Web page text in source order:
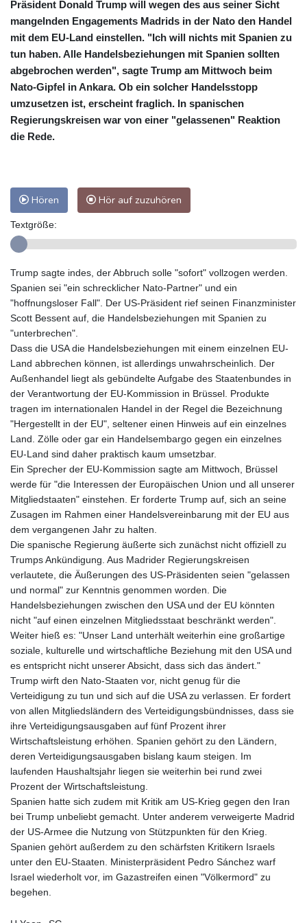
Präsident Donald Trump will wegen des aus seiner Sicht
mangelnden Engagements Madrids in der Nato den Handel
mit dem EU-Land einstellen. "Ich will nichts mit Spanien zu
tun haben. Alle Handelsbeziehungen mit Spanien sollten
abgebrochen werden", sagte Trump am Mittwoch beim
Nato-Gipfel in Ankara. Ob ein solcher Handelsstopp
umzusetzen ist, erscheint fraglich. In spanischen
Regierungskreisen war von einer "gelassenen" Reaktion
die Rede.
Hören Hör auf zuzuhören
Textgröße:
Trump sagte indes, der Abbruch solle "sofort" vollzogen werden.
Spanien sei "ein schrecklicher Nato-Partner" und ein
"hoffnungsloser Fall". Der US-Präsident rief seinen Finanzminister
Scott Bessent auf, die Handelsbeziehungen mit Spanien zu
"unterbrechen".
Dass die USA die Handelsbeziehungen mit einem einzelnen EU-
Land abbrechen können, ist allerdings unwahrscheinlich. Der
Außenhandel liegt als gebündelte Aufgabe des Staatenbundes in
der Verantwortung der EU-Kommission in Brüssel. Produkte
tragen im internationalen Handel in der Regel die Bezeichnung
"Hergestellt in der EU", seltener einen Hinweis auf ein einzelnes
Land. Zölle oder gar ein Handelsembargo gegen ein einzelnes
EU-Land sind daher praktisch kaum umsetzbar.
Ein Sprecher der EU-Kommission sagte am Mittwoch, Brüssel
werde für "die Interessen der Europäischen Union und all unserer
Mitgliedstaaten" einstehen. Er forderte Trump auf, sich an seine
Zusagen im Rahmen einer Handelsvereinbarung mit der EU aus
dem vergangenen Jahr zu halten.
Die spanische Regierung äußerte sich zunächst nicht offiziell zu
Trumps Ankündigung. Aus Madrider Regierungskreisen
verlautete, die Äußerungen des US-Präsidenten seien "gelassen
und normal" zur Kenntnis genommen worden. Die
Handelsbeziehungen zwischen den USA und der EU könnten
nicht "auf einen einzelnen Mitgliedsstaat beschränkt werden".
Weiter hieß es: "Unser Land unterhält weiterhin eine großartige
soziale, kulturelle und wirtschaftliche Beziehung mit den USA und
es entspricht nicht unserer Absicht, dass sich das ändert."
Trump wirft den Nato-Staaten vor, nicht genug für die
Verteidigung zu tun und sich auf die USA zu verlassen. Er fordert
von allen Mitgliedsländern des Verteidigungsbündnisses, dass sie
ihre Verteidigungsausgaben auf fünf Prozent ihrer
Wirtschaftsleistung erhöhen. Spanien gehört zu den Ländern,
deren Verteidigungsausgaben bislang kaum steigen. Im
laufenden Haushaltsjahr liegen sie weiterhin bei rund zwei
Prozent der Wirtschaftsleistung.
Spanien hatte sich zudem mit Kritik am US-Krieg gegen den Iran
bei Trump unbeliebt gemacht. Unter anderem verweigerte Madrid
der US-Armee die Nutzung von Stützpunkten für den Krieg.
Spanien gehört außerdem zu den schärfsten Kritikern Israels
unter den EU-Staaten. Ministerpräsident Pedro Sánchez warf
Israel wiederholt vor, im Gazastreifen einen "Völkermord" zu
begehen.